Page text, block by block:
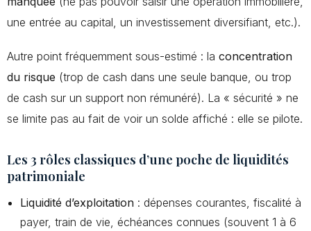
une entrée au capital, un investissement diversifiant, etc.).
Autre point fréquemment sous-estimé : la concentration
du risque (trop de cash dans une seule banque, ou trop
de cash sur un support non rémunéré). La « sécurité » ne
se limite pas au fait de voir un solde affiché : elle se pilote.
Les 3 rôles classiques d’une poche de liquidités
patrimoniale
Liquidité d’exploitation : dépenses courantes, fiscalité à
payer, train de vie, échéances connues (souvent 1 à 6